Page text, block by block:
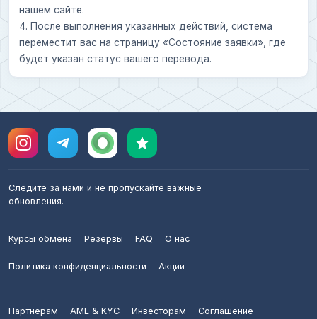
нашем сайте.
4. После выполнения указанных действий, система
переместит вас на страницу «Состояние заявки», где
будет указан статус вашего перевода.
Следите за нами и не пропускайте важные
обновления.
Курсы обмена Резервы FAQ О нас
Политика конфиденциальности Акции
Партнерам AML & KYC Инвесторам Соглашение